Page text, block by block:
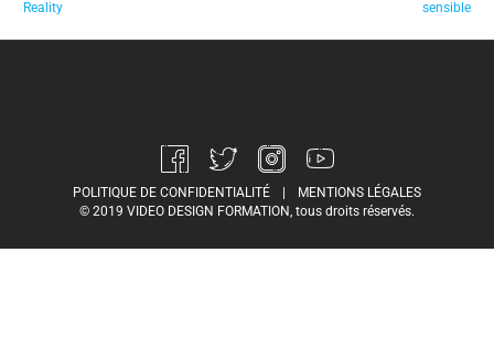
Reality
sensible
POLITIQUE DE CONFIDENTIALITÉ |
MENTIONS LÉGALES
© 2019 VIDEO DESIGN FORMATION, tous droits réservés.